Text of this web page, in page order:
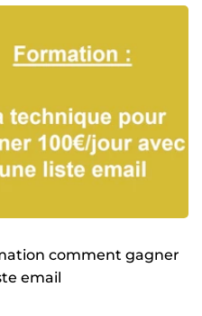
comment gagner
email